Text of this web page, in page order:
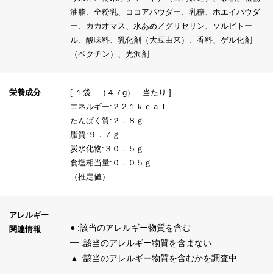
油脂、全粉乳、ココアパウダー、乳糖、ホエイパウダ
ー、カカオマス、水あめ／グリセリン、ソルビトー
ル、酸味料、乳化剤（大豆由来）、香料、ゲル化剤
（ペクチン）、光沢剤
栄養成分
[ １袋 （４７g） 当たり ]
エネルギー:２２１ｋｃａｌ
たんぱく質:２．８ｇ
脂質:９．７ｇ
炭水化物:３０．５ｇ
食塩相当量:０．０５ｇ
（推定値）
アレルギー
関連情報
● :該当のアレルギー物質を含む
━ :該当のアレルギー物質を含まない
▲ :該当のアレルギー物質を含むかを調査中